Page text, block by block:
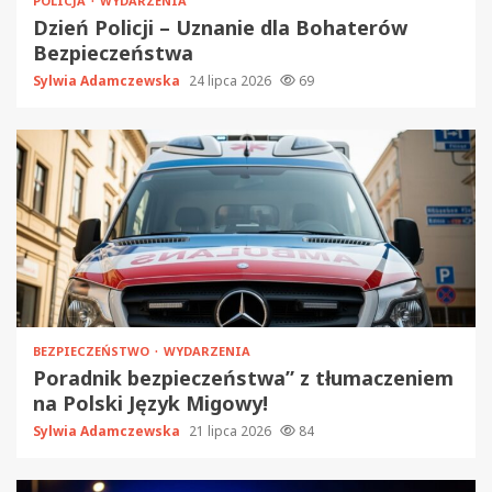
Dzień Policji – Uznanie dla Bohaterów
Bezpieczeństwa
Sylwia Adamczewska 24 lipca 2026 69
BEZPIECZEŃSTWO WYDARZENIA
Poradnik bezpieczeństwa” z tłumaczeniem
na Polski Język Migowy!
Sylwia Adamczewska 21 lipca 2026 84